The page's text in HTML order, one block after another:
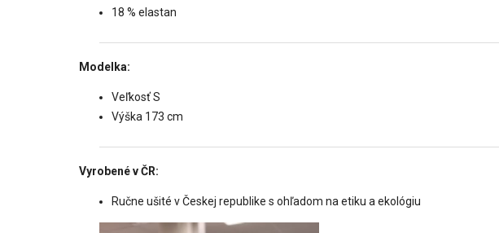
18 % elastan
Modelka:
Veľkosť S
Výška 173 cm
Vyrobené v ČR:
Ručne ušité v Českej republike s ohľadom na etiku a ekológiu